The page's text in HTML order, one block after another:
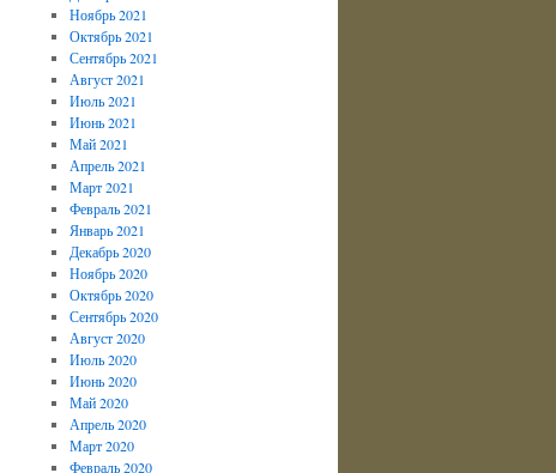
Ноябрь 2021
Октябрь 2021
Сентябрь 2021
Август 2021
Июль 2021
Июнь 2021
Май 2021
Апрель 2021
Март 2021
Февраль 2021
Январь 2021
Декабрь 2020
Ноябрь 2020
Октябрь 2020
Сентябрь 2020
Август 2020
Июль 2020
Июнь 2020
Май 2020
Апрель 2020
Март 2020
Февраль 2020